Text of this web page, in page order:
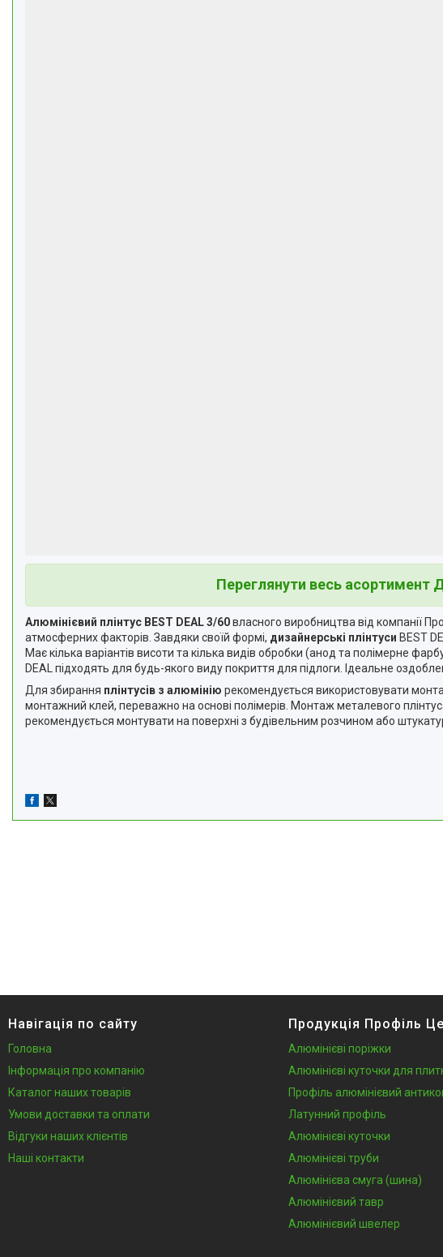
Переглянути весь асортимент
Алюмінієвий плінтус BEST DEAL 3/60власного виробництва від компанії
атмосферних факторів. Завдяки своїй формі, дизайнерські плінтуси BEST
Має кілька варіантів висоти та кілька видів обробки (анод та полімерне
DEAL підходять для будь-якого виду покриття для підлоги. Ідеальне
Для збирання плінтусів з алюмінію рекомендується використовувати
монтажний клей, переважно на основі полімерів. Монтаж металевого
рекомендується монтувати на поверхні з будівельним розчином або
Навігація по сайту
Головна
Інформація про компанію
Каталог наших товарів
Умови доставки та оплати
Відгуки наших клієнтів
Наші контакти
Продукція Профіль
Алюмінієві поріжки
Алюмінієві куточки для
Профіль алюмінієвий
Латунний профіль
Алюмінієві куточки
Алюмінієві труби
Алюмінієва смуга (шина)
Алюмінієвий тавр
Алюмінієвий швелер